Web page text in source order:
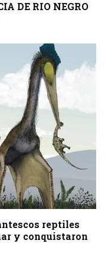
DE RIO NEGRO
reptiles
y conquistaron